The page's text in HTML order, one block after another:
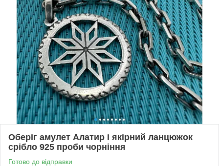
Оберіг амулет Алатир і якірний ланцюжок
срібло 925 проби чорніння
Готово до відправки